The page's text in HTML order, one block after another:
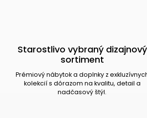
Starostlivo vybraný dizajnový
sortiment
Prémiový nábytok a doplnky z
kolekcií s dôrazom na kvalitu, detail a
nadčasový štýl.